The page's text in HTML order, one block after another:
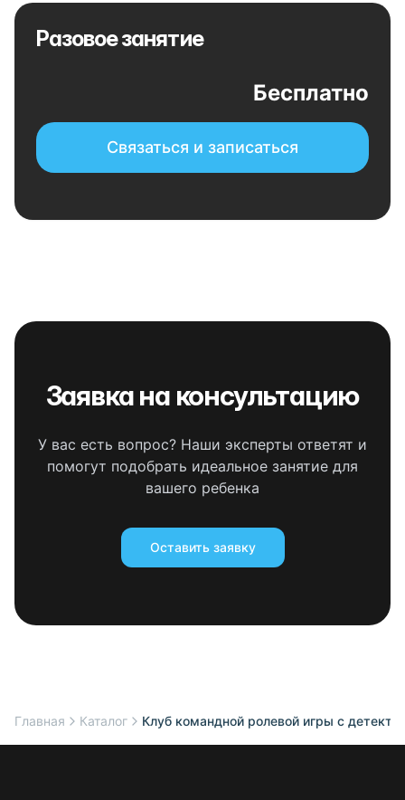
Разовое занятие
Бесплатно
Связаться и записаться
Заявка на консультацию
У вас есть вопрос? Наши эксперты ответят и
помогут подобрать идеальное занятие для
вашего ребенка
Оставить заявку
Главная Каталог Клуб командной ролевой игры с